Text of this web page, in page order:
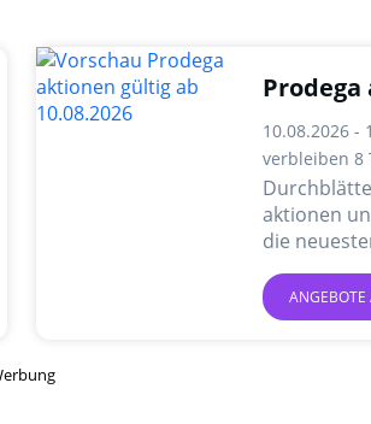
10.08.2026 -
verbleiben 8
aktionen
die
Angebote
ANGEBOTE